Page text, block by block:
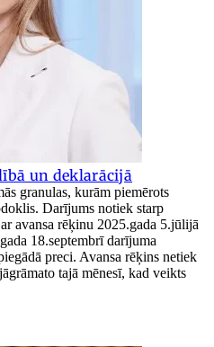
un deklarācijā
granulas, kurām piemērots
Darījums notiek starp
avansa rēķinu 2025.gada 5.jūlijā
18.septembrī darījuma
preci. Avansa rēķins netiek
tajā mēnesī, kad veikts